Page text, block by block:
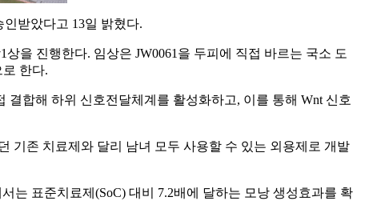
인받았다고 13일 밝혔다.
을 진행한다. 임상은 JW0061을 두피에 직접 바르는 국소 도
한다.
결합해 하위 신호전달체계를 활성화하고, 이를 통해 Wnt 신호
기존 치료제와 달리 남녀 모두 사용할 수 있는 외용제로 개발
는 표준치료제(SoC) 대비 7.2배에 달하는 모낭 생성효과를 확